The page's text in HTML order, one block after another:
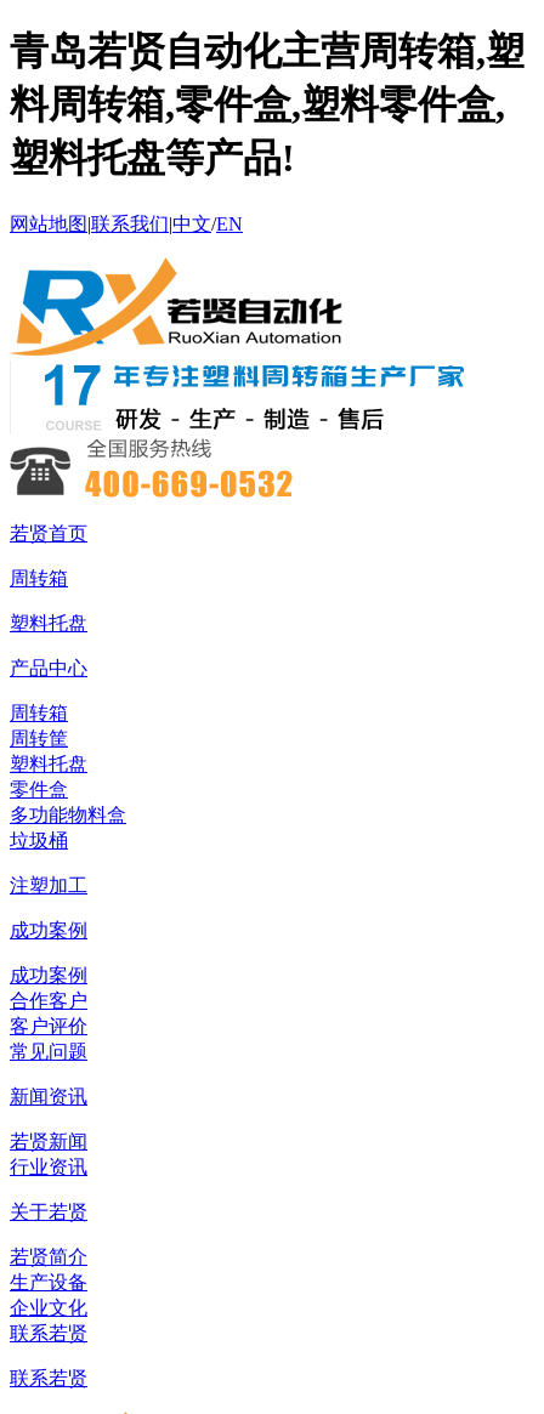
青岛若贤自动化主营周转箱,塑
料周转箱,零件盒,塑料零件盒,
塑料托盘等产品!
网站地图|联系我们|中文/EN
若贤首页
周转箱
塑料托盘
产品中心
周转箱
周转筐
塑料托盘
零件盒
多功能物料盒
垃圾桶
注塑加工
成功案例
成功案例
合作客户
客户评价
常见问题
新闻资讯
若贤新闻
行业资讯
关于若贤
若贤简介
生产设备
企业文化
联系若贤
联系若贤